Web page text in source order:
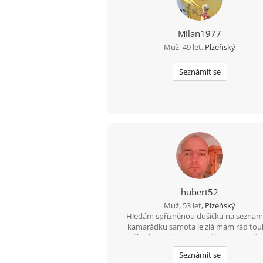
Milan1977
Muž, 49 let, Plzeňský
Seznámit se
hubert52
Muž, 53 let, Plzeňský
Hledám spřízněnou dušičku na
kamarádku samota je zlá mám rád
přírodou cyklistiku na výlety a na
procházky jsem romantik
Seznámit se